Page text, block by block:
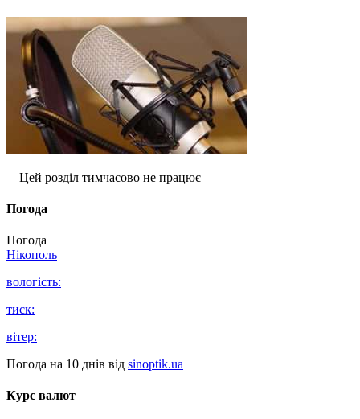
Цей розділ тимчасово не працює
Погода
Погода
Нікополь
вологість:
тиск:
вітер:
Погода на 10 днів від sinoptik.ua
Курс валют